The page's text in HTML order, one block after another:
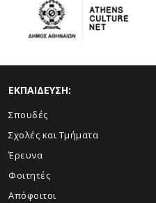
ΕΚΠΑΙΔΕΥΣΗ:
Σπουδές
Σχολές και Τμήματα
Έρευνα
Φοιτητές
Απόφοιτοι